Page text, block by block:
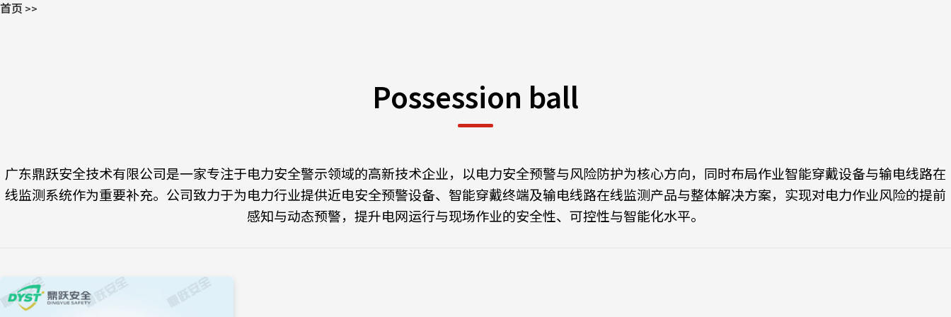
首页 >>
Possession ball
广东鼎跃安全技术有限公司是一家专注于电力安全警示领域的高新技术企业，以电力安全预警与风险防护为核心方向，同时布局作业智能穿戴设备与输电线路在
线监测系统作为重要补充。公司致力于为电力行业提供近电安全预警设备、智能穿戴终端及输电线路在线监测产品与整体解决方案，实现对电力作业风险的提前
感知与动态预警，提升电网运行与现场作业的安全性、可控性与智能化水平。